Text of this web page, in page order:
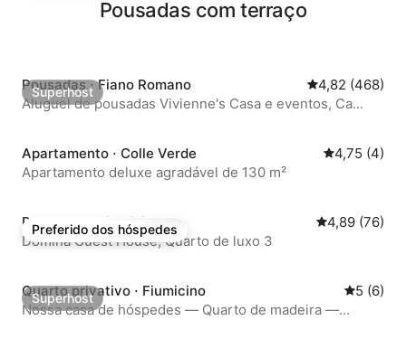
Pousadas com terraço
Superhost
Superhost
Pousadas ⋅ Fiano Romano 4,82 de uma
4,82 (468)
Aluguel de pousadas Vivienne's Casa e eventos, Ca...
Apartamento ⋅ Colle Verde 4,75 de
4,75 (4)
Apartamento deluxe agradável de 130 m²
Preferido dos hóspedes
Preferido dos hóspedes
Pousadas ⋅ Fiumicino 4,89 de uma
4,89 (76)
Domina Guest House, Quarto de luxo 3
Superhost
Superhost
Quarto privativo ⋅ Fiumicino 5 de
5 (6)
Nossa casa de hóspedes — Quarto de madeira —